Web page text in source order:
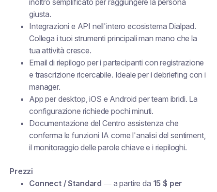
inoltro semplificato per raggiungere la persona
giusta.
Integrazioni e API nell'intero ecosistema Dialpad.
Collega i tuoi strumenti principali man mano che la
tua attività cresce.
Email di riepilogo per i partecipanti con registrazione
e trascrizione ricercabile. Ideale per i debriefing con i
manager.
App per desktop, iOS e Android per team ibridi. La
configurazione richiede pochi minuti.
Documentazione del Centro assistenza che
conferma le funzioni IA come l'analisi del sentiment,
il monitoraggio delle parole chiave e i riepiloghi.
Prezzi
Connect / Standard — a partire da 15 $ per